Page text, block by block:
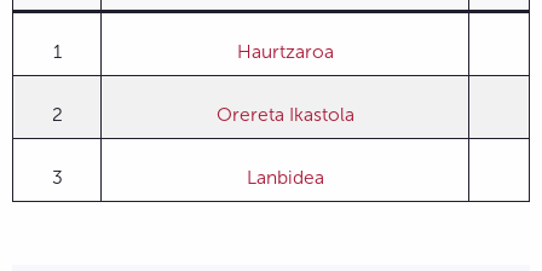
1 Haurtzaroa
2 Orereta Ikastola
3 Lanbidea